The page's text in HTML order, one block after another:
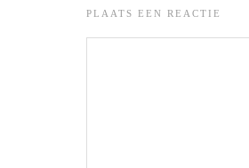
PLAATS EEN REACTIE